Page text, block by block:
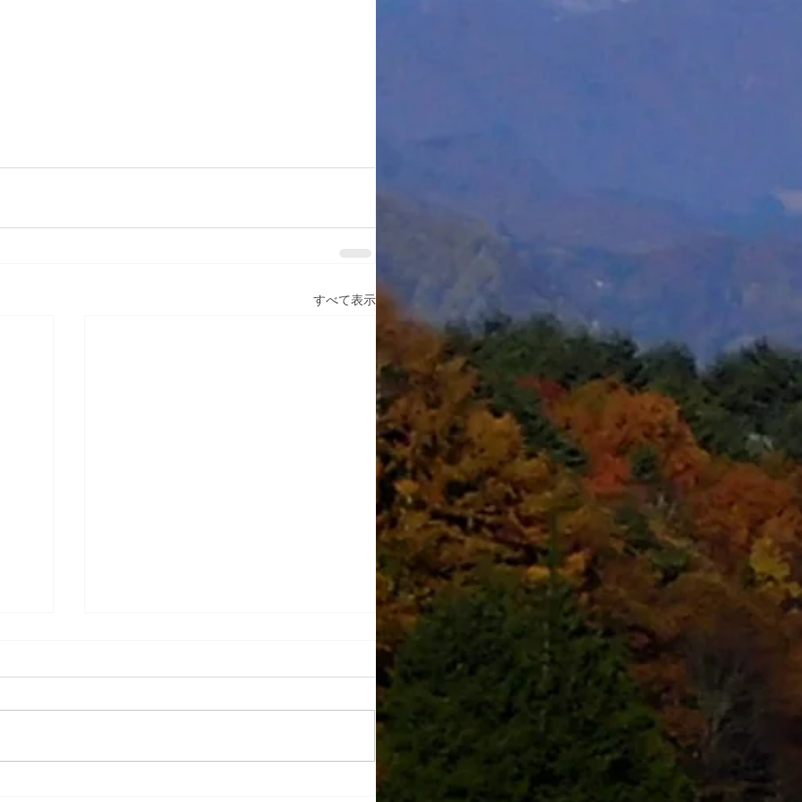
すべて表示
１学期帰省